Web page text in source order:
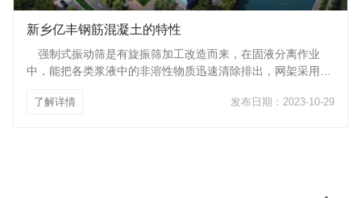
新乡亿丰钢筋混凝土的特性
强制式振动筛是有旋振筛加工改造而来，在固液分离作业
中，能把各类浆液中的非溶性物质迅速清除排出，网架采用子
求选用不锈钢和碳钢两种材质，当然，价格也会有差异， 振动
了解详情 发布日期：2023-10-29